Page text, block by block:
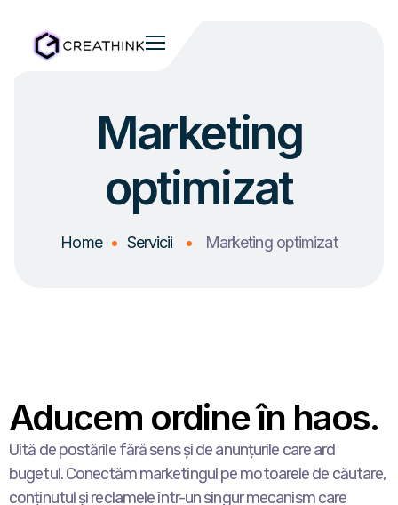
Marketing
optimizat
Home Servicii Marketing optimizat
Aducem ordine în haos.
Uită de postările fără sens și de anunțurile care ard
bugetul. Conectăm marketingul pe motoarele de căutare,
conținutul și reclamele într-un singur mecanism care